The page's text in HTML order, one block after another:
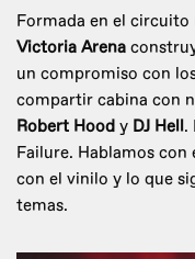
Formada en el circuito
Victoria Arena
un compromiso con
compartir cabina con
Robert Hood y DJ Hell.
Failure. Hablamos
con el vinilo y lo que
temas.